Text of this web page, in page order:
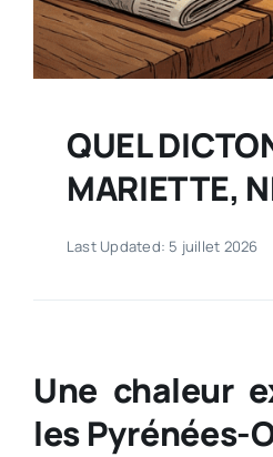
QUEL
MARIETTE,
Last Updated: 5 juillet 2026
Une chaleur
les Pyrénées-